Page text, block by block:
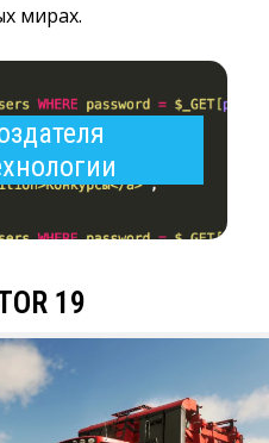
мирах.
19